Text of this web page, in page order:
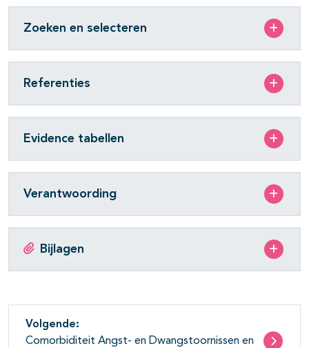
Zoeken en selecteren
Referenties
Evidence tabellen
Verantwoording
Bijlagen
Volgende:
Comorbiditeit Angst- en Dwangstoornissen en